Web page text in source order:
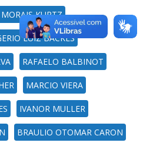
KURTZ
LUIZ BACKES
RAFAELO BALBINOT
MARCIO VIERA
IVANOR MULLER
BRAULIO OTOMAR CARON